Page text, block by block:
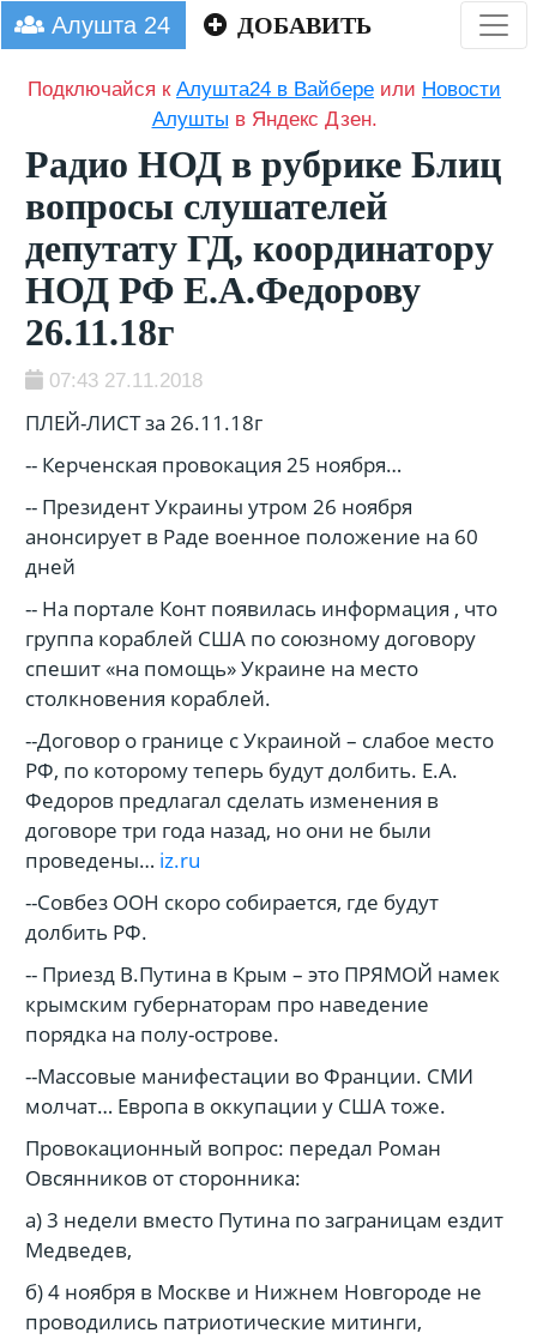
Алушта 24 ДОБАВИТЬ
Подключайся кАлушта24 в Вайбере или Новости
Алушты в Яндекс Дзен.
Радио НОД в рубрике Блиц
вопросы слушателей
депутату ГД, координатору
НОД РФ Е.А.Федорову
26.11.18г
07:43 27.11.2018
ПЛЕЙ-ЛИСТ за 26.11.18г
-- Керченская провокация 25 ноября…
-- Президент Украины утром 26 ноября
анонсирует в Раде военное положение на 60
дней
-- На портале Конт появилась информация , что
группа кораблей США по союзному договору
спешит «на помощь» Украине на место
столкновения кораблей.
--Договор о границе с Украиной – слабое место
РФ, по которому теперь будут долбить. Е.А.
Федоров предлагал сделать изменения в
договоре три года назад, но они не были
проведены… iz.ru
--Совбез ООН скоро собирается, где будут
долбить РФ.
-- Приезд В.Путина в Крым – это ПРЯМОЙ намек
крымским губернаторам про наведение
порядка на полу-острове.
--Массовые манифестации во Франции. СМИ
молчат… Европа в оккупации у США тоже.
Провокационный вопрос: передал Роман
Овсянников от сторонника:
а) 3 недели вместо Путина по заграницам ездит
Медведев,
б) 4 ноября в Москве и Нижнем Новгороде не
проводились патриотические митинги,